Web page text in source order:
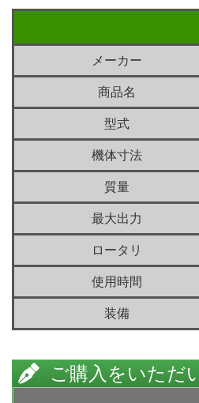
メーカー
商品名
型式
機体寸法
質量
最大出力
ロータリ
使用時間
装備
ご購入をいただ